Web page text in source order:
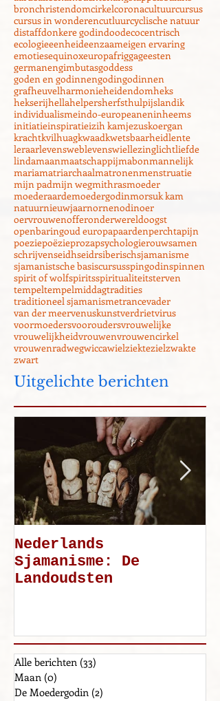
GodJoelPerchtRauhnächteVrouweWinter
aardealleenambachtenangstappelsbalans
bronchristendomcirkelcoronacultuurcursus
cursus in wonderencutluurcyclische natuur
distaffdonkere godindoodecocentrisch
ecologieeenheideenzaameigen ervaring
emotiesequinoxeuropafriggageesten
germanengimbutasgoddess
goden en godinnengodingodinnen
grafheuvelharmonieheidendomheks
hekserijhellahelpersherfsthulpijslandik
individualismeindo-europeaneninheems
initiatieinspiratieizih kamjezuskoergan
krachtkvilhuagkwaadkwetsbaarheidlente
leraarlevensweblevenswiellezinglichtliefde
linda maanmaatschappijmabonmannelijk
mariamatriarchaalmatronenmenstruatie
mijn padmijn wegmithrasmoeder
moederaardemoedergodinmorsuk kam
natuurnieuwjaarnornenodinoer
oervrouwenofferonderwereldoogst
openbaringoud europapaardenperchtapijn
poeziepoëzieprozapsychologierouwsamen
schrijvenseidhseidrsiberischsjamanisme
sjamanistsche basiscursusspingodin
spirit of wolfspiritsspiritualiteitsterven
tempeltempelmiddagtradities
traditioneel sjamanismetrancevader
van der meervenuskunstverdrietvirus
voormoedersvooroudersvrouwelijke
vrouwelijkheid vrouwen
zwart
Uitgelichte berichten
Nederlands
Sjamanisme: De
Alle berichten